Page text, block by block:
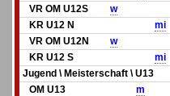
VR OM U12S
w
KR U12 N
mi
VR OM U12N
w
KR U12 S
mi
Jugend \ Meisterschaft \ U13
OM U13
m